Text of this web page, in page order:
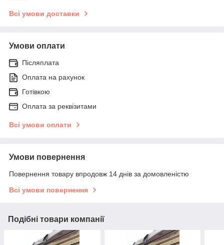
Всі умови доставки
Умови оплати
Післяплата
Оплата на рахунок
Готівкою
Оплата за реквізитами
Всі умови оплати
Умови повернення
Повернення товару впродовж 14 днів за домовленістю
Всі умови повернення
Подібні товари компанії